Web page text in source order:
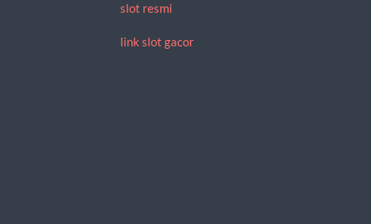
slot resmi
link slot gacor